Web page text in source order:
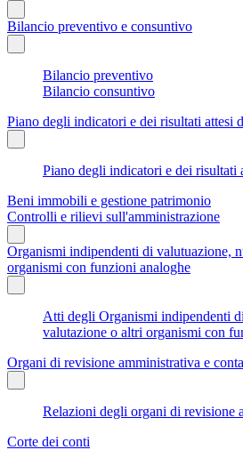
Bilancio preventivo e consuntivo
Bilancio preventivo
Bilancio consuntivo
Piano degli indicatori e dei risultati attesi
Piano degli indicatori e dei risultati
Beni immobili e gestione patrimonio
Controlli e rilievi sull'amministrazione
Organismi indipendenti di valutuazione,
organismi con funzioni analoghe
Atti degli Organismi indipendenti
valutazione o altri organismi con
Organi di revisione amministrativa e
Relazioni degli organi di revisione
Corte dei conti